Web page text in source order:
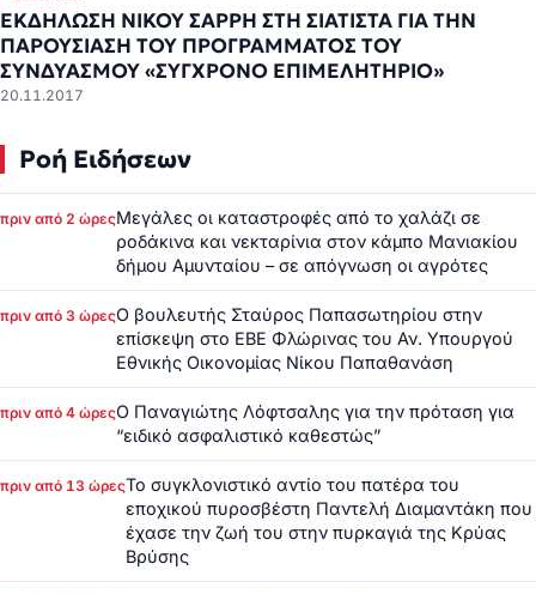
ΕΚΔΗΛΩΣΗ ΝΙΚΟΥ ΣΑΡΡΗ ΣΤΗ ΣΙΑΤΙΣΤΑ ΓΙΑ ΤΗΝ
ΠΑΡΟΥΣΙΑΣΗ ΤΟΥ ΠΡΟΓΡΑΜΜΑΤΟΣ ΤΟΥ
ΣΥΝΔΥΑΣΜΟΥ «ΣΥΓΧΡΟΝΟ ΕΠΙΜΕΛΗΤΗΡΙΟ»
20.11.2017
Ροή Ειδήσεων
πριν από 2 ώρεςΜεγάλες οι καταστροφές από το χαλάζι σε
ροδάκινα και νεκταρίνια στον κάμπο Μανιακίου
δήμου Αμυνταίου – σε απόγνωση οι αγρότες
πριν από 3 ώρεςΟ βουλευτής Σταύρος Παπασωτηρίου στην
επίσκεψη στο ΕΒΕ Φλώρινας του Αν. Υπουργού
Εθνικής Οικονομίας Νίκου Παπαθανάση
πριν από 4 ώρεςΟ Παναγιώτης Λόφτσαλης για την πρόταση για
“ειδικό ασφαλιστικό καθεστώς”
πριν από 13 ώρεςΤο συγκλονιστικό αντίο του πατέρα του
εποχικού πυροσβέστη Παντελή Διαμαντάκη που
έχασε την ζωή του στην πυρκαγιά της Κρύας
Βρύσης